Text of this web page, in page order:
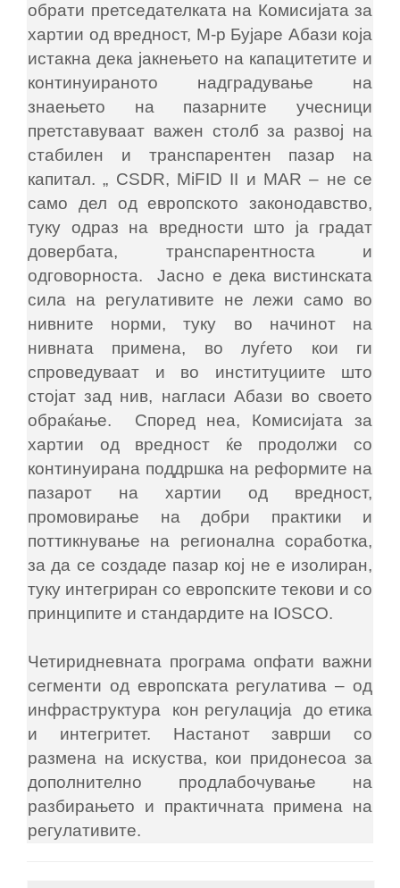
обрати претседателката на Комисијата за
хартии од вредност, М-р Бујаре Абази која
истакна дека јакнењето на капацитетите и
континуираното надградување на
знаењето на пазарните учесници
претставуваат важен столб за развој на
стабилен и транспарентен пазар на
капитал. „ CSDR, MiFID II и MAR – не се
само дел од европското законодавство,
туку одраз на вредности што ја градат
довербата, транспарентноста и
одговорноста. Јасно е дека вистинската
сила на регулативите не лежи само во
нивните норми, туку во начинот на
нивната примена, во луѓето кои ги
спроведуваат и во институциите што
стојат зад нив, нагласи Абази во своето
обраќање. Според неа, Комисијата за
хартии од вредност ќе продолжи со
континуирана поддршка на реформите на
пазарот на хартии од вредност,
промовирање на добри практики и
поттикнување на регионална соработка,
за да се создаде пазар кој не е изолиран,
туку интегриран со европските текови и со
принципите и стандардите на IOSCO.
Четиридневната програма опфати важни
сегменти од европската регулатива – од
инфраструктура кон регулација до етика
и интегритет. Настанот заврши со
размена на искуства, кои придонесоа за
дополнително продлабочување на
разбирањето и практичната примена на
регулативите.